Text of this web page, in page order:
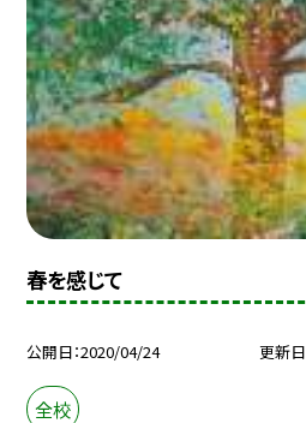
春を感じて
公開日 2020/04/24 更新日
全校